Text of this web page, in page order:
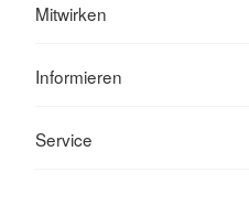
Mitwirken
Informieren
Service